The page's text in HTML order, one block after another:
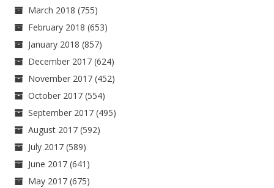
March 2018 (755)
February 2018 (653)
January 2018 (857)
December 2017 (624)
November 2017 (452)
October 2017 (554)
September 2017 (495)
August 2017 (592)
July 2017 (589)
June 2017 (641)
May 2017 (675)